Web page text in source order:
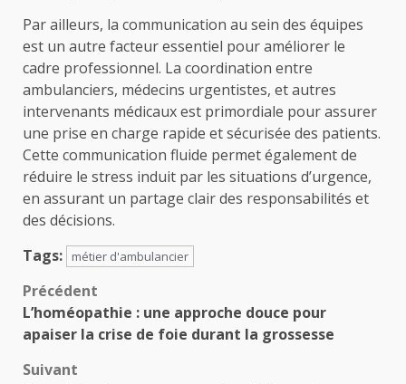
Par ailleurs, la communication au sein des équipes
est un autre facteur essentiel pour améliorer le
cadre professionnel. La coordination entre
ambulanciers, médecins urgentistes, et autres
intervenants médicaux est primordiale pour assurer
une prise en charge rapide et sécurisée des patients.
Cette communication fluide permet également de
réduire le stress induit par les situations d’urgence,
en assurant un partage clair des responsabilités et
des décisions.
Tags:
métier d'ambulancier
Navigation
d’article
Précédent
L’homéopathie : une approche douce pour
apaiser la crise de foie durant la grossesse
Suivant